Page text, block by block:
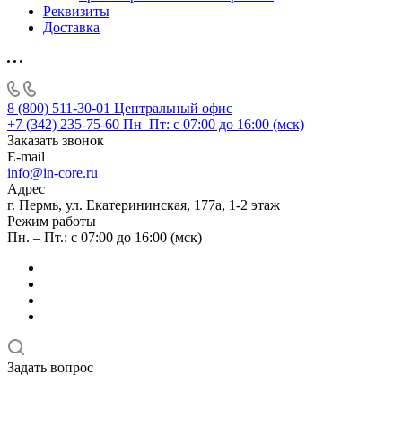
Реквизиты
Доставка
8 (800) 511-30-01 Центральный офис
+7 (342) 235-75-60 Пн–Пт: с 07:00 до 16:00 (мск)
Заказать звонок
E-mail
info@in-core.ru
Адрес
г. Пермь, ул. ​Екатерининская, 177а, ​1-2 этаж
Режим работы
Пн. – Пт.: с 07:00 до 16:00 (мск)
Задать вопрос